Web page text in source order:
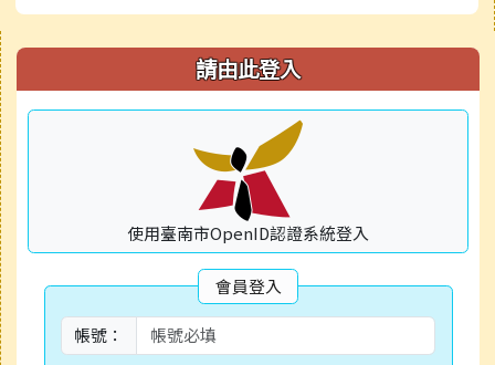
右邊區域內容 請由此登入
使用臺南市OpenID認證系統登入
會員登入
帳號：